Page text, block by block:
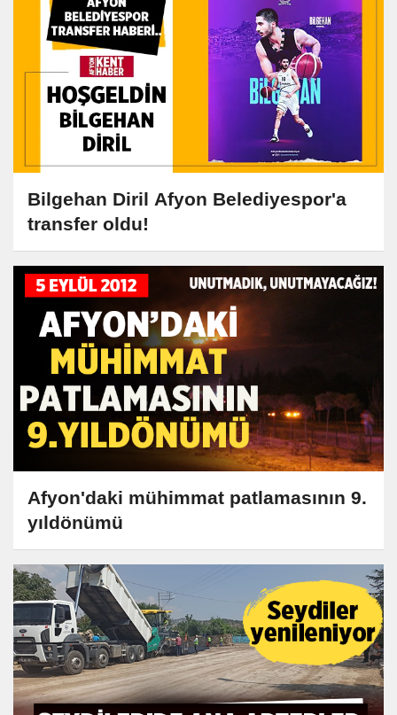
Bilgehan Diril Afyon Belediyespor'a
transfer oldu!
Afyon'daki mühimmat patlamasının 9.
yıldönümü